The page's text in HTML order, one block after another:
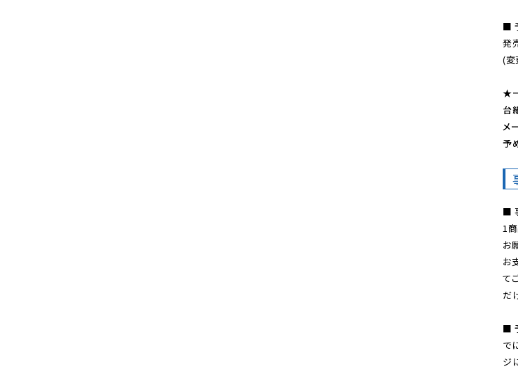
■
発
(変
★
台
メ
予
■
1
お
お
て
だ
■
で
ジ